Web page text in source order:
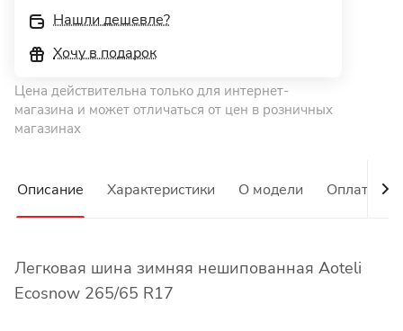
Нашли дешевле?
Хочу в подарок
Цена действительна только для интернет-
магазина и может отличаться от цен в розничных
магазинах
Описание Характеристики О модели Оплата
Легковая шина зимняя нешипованная Aoteli
Ecosnow 265/65 R17